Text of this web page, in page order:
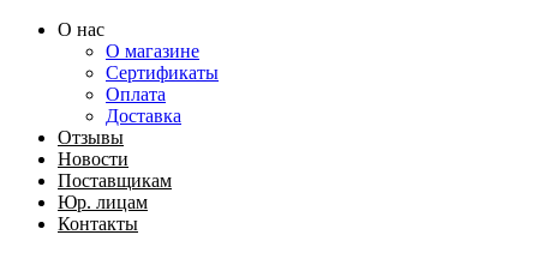
Перейти
содержимому
О нас
О магазине
Сертификаты
Оплата
Доставка
Отзывы
Новости
Поставщикам
Юр. лицам
Контакты